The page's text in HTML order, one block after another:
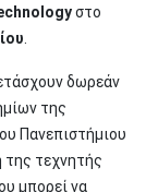
στο
δωρεάν
της
Πανεπιστήμιου
της τεχνητής
μπορεί να